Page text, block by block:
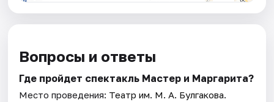
Вопросы и ответы
Где пройдет спектакль Мастер и Маргарита?
Место проведения: Театр им. М. А. Булгакова.